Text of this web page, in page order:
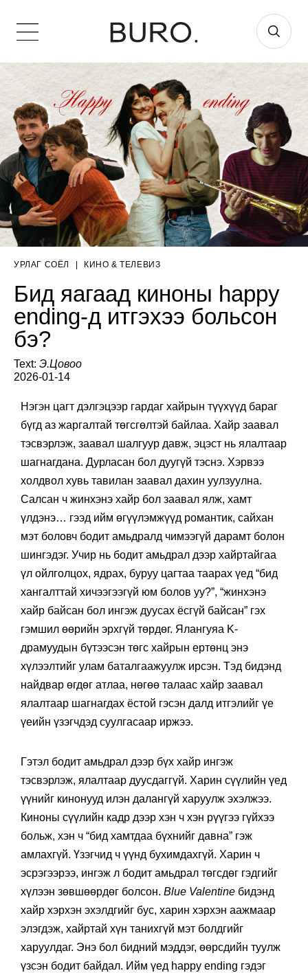
УРЛАГ СОЁЛ КИНО & ТЕЛЕВИЗ
Бид яагаад киноны happy
ending-д итгэхээ больсон
бэ?
Text: Э.Цовоо
2026-01-14
Нэгэн цагт дэлгэцээр гардаг хайрын түүхүүд бараг
бүгд аз жаргалтай төгсгөлтэй байлаа. Хайр заавал
тэсвэрлэж, заавал шалгуур давж, эцэст нь ялалтаар
шагнагдана. Дурласан бол дуугүй тэснэ. Хэрвээ
холдвол хувь тавилан заавал дахин уулзуулна.
Салсан ч жинхэнэ хайр бол заавал ялж, хамт
үлдэнэ… гээд ийм өгүүлэмжүүд романтик, сайхан
мэт боловч бодит амьдралд чимээгүй дарамт болон
шингэдэг. Учир нь бодит амьдрал дээр хайртайгаа
үл ойлголцох, ядрах, буруу цагтаа таарах үед “бид
хангалттай хичээгээгүй юм болов уу?”, “жинхэнэ
хайр байсан бол ингэж дуусах ёсгүй байсан” гэх
гэмшил өөрийн эрхгүй төрдөг. Ялангуяа K-
драмуудын бүтээсэн төгс хайрын ертөнц энэ
хүлээлтийг улам баталгаажуулж ирсэн. Тэд бидэнд
найдвар өгдөг атлаа, нөгөө талаас хайр заавал
ялалтаар шагнагдах ёстой гэсэн далд итгэлийг үе
үеийн үзэгчдэд суулгасаар иржээ.
Гэтэл бодит амьдрал дээр бүх хайр ингэж
тэсвэрлэж, ялалтаар дуусдаггүй. Харин сүүлийн үед
үүнийг кинонууд илэн далангүй харуулж эхэлжээ.
Киноны сүүлийн кадр дээр хэн ч хэн рүүгээ гүйхээ
больж, хэн ч “бид хамтдаа бүхнийг давна” гэж
амлахгүй. Үзэгчид ч үүнд бухимдахгүй. Харин ч
эсрэгээрээ, ингэж л бодит амьдрал төгсдөг гэдгийг
хүлээн зөвшөөрдөг болсон. Blue Valentine бидэнд
хайр хэрхэн эхэлдгийг бус, харин хэрхэн аажмаар
элэгдэж, хайртай хүн танихгүй мэт болдгийг
харуулдаг. Энэ бол бидний мэддэг, өөрсдийн туулж
үзсэн бодит байдал. Ийм үед happy ending гэдэг